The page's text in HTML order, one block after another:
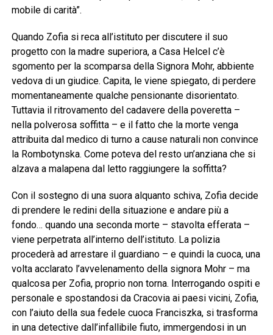
mobile di carità”.
Quando Zofia si reca all’istituto per discutere il suo
progetto con la madre superiora, a Casa Helcel c’è
sgomento per la scomparsa della Signora Mohr, abbiente
vedova di un giudice. Capita, le viene spiegato, di perdere
momentaneamente qualche pensionante disorientato.
Tuttavia il ritrovamento del cadavere della poveretta –
nella polverosa soffitta – e il fatto che la morte venga
attribuita dal medico di turno a cause naturali non convince
la Rombotynska. Come poteva del resto un’anziana che si
alzava a malapena dal letto raggiungere la soffitta?
Con il sostegno di una suora alquanto schiva, Zofia decide
di prendere le redini della situazione e andare più a
fondo… quando una seconda morte – stavolta efferata –
viene perpetrata all’interno dell’istituto. La polizia
procederà ad arrestare il guardiano – e quindi la cuoca, una
volta acclarato l’avvelenamento della signora Mohr – ma
qualcosa per Zofia, proprio non torna. Interrogando ospiti e
personale e spostandosi da Cracovia ai paesi vicini, Zofia,
con l’aiuto della sua fedele cuoca Franciszka, si trasforma
in una detective dall’infallibile fiuto, immergendosi in un